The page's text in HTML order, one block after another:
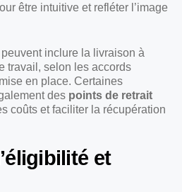
être intuitive et refléter l’image
inclure la livraison à
travail, selon les accords
en place. Certaines
des points de retrait
coûts et faciliter la récupération
et